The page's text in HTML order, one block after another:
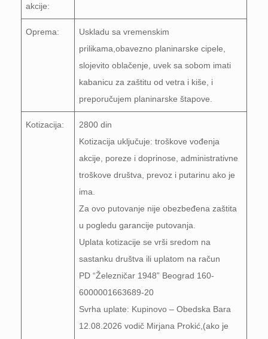
akcije:
Oprema:
Uskladu sa vremenskim
prilikama,obavezno planinarske cipele,
slojevito oblačenje, uvek sa sobom imati
kabanicu za zaštitu od vetra i kiše, i
preporučujem planinarske štapove.
Kotizacija:
2800 din
Kotizacija uključuje: troškove vođenja
akcije, poreze i doprinose, administrativne
troškove društva, prevoz i putarinu ako je
ima.
Za ovo putovanje nije obezbeđena zaštita
u pogledu garancije putovanja.
Uplata kotizacije se vrši sredom na
sastanku društva ili uplatom na račun
PD “Železničar 1948” Beograd 160-
6000001663689-20
Svrha uplate: Kupinovo – Obedska Bara
12.08.2026 vodič Mirjana Prokić,(ako je